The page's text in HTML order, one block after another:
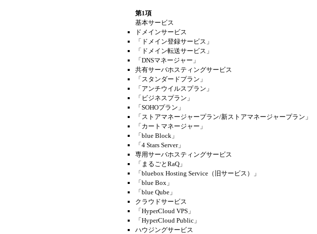
第1項
基本サービス
ドメインサービス
「ドメイン登録サービス」
「ドメイン転送サービス」
「DNSマネージャー」
共有サーバホスティングサービス
「スタンダードプラン」
「アンチウイルスプラン」
「ビジネスプラン」
「SOHOプラン」
「ストアマネージャープラン/新ストアマネージャープラン」
「カートマネージャー」
「blue Block」
「4 Stars Server」
専用サーバホスティングサービス
「まるごとRaQ」
「bluebox Hosting Service（旧サービス）」
「blue Box」
「blue Qube」
クラウドサービス
「HyperCloud VPS」
「HyperCloud Public」
ハウジングサービス